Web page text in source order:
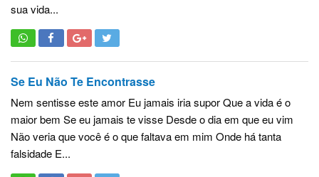
sua vida...
Se Eu Não Te Encontrasse
Nem sentisse este amor Eu jamais iria supor Que a vida é o
maior bem Se eu jamais te visse Desde o dia em que eu vim
Não veria que você é o que faltava em mim Onde há tanta
falsidade E...